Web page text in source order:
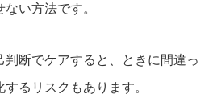
い方法です。
判断でケアすると、ときに間違っ
るリスクもあります。